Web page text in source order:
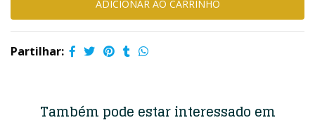
Partilhar:
Também pode estar interessado em